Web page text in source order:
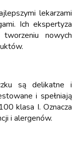
lekarzami
Ich ekspertyza
nowych
są delikatne i
i spełniają
klasa I. Oznacza
i alergenów.